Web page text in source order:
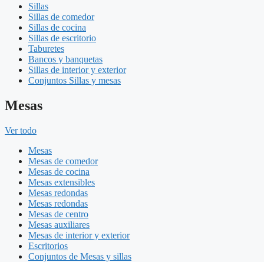
Sillas
Sillas de comedor
Sillas de cocina
Sillas de escritorio
Taburetes
Bancos y banquetas
Sillas de interior y exterior
Conjuntos Sillas y mesas
Mesas
Ver todo
Mesas
Mesas de comedor
Mesas de cocina
Mesas extensibles
Mesas redondas
Mesas redondas
Mesas de centro
Mesas auxiliares
Mesas de interior y exterior
Escritorios
Conjuntos de Mesas y sillas